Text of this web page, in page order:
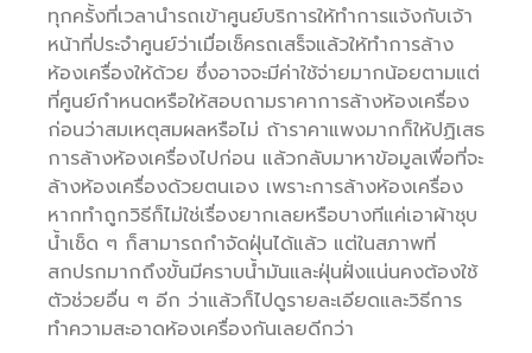
ทุกครั้งที่เวลานำรถเข้าศูนย์บริการให้ทำการแจ้งกับเจ้า
หน้าที่ประจำศูนย์ว่าเมื่อเช็ครถเสร็จแล้วให้ทำการล้าง
ห้องเครื่องให้ด้วย ซึ่งอาจจะมีค่าใช้จ่ายมากน้อยตามแต่
ที่ศูนย์กำหนดหรือให้สอบถามราคาการล้างห้องเครื่อง
ก่อนว่าสมเหตุสมผลหรือไม่ ถ้าราคาแพงมากก็ให้ปฏิเสธ
การล้างห้องเครื่องไปก่อน แล้วกลับมาหาข้อมูลเพื่อที่จะ
ล้างห้องเครื่องด้วยตนเอง เพราะการล้างห้องเครื่อง
หากทำถูกวิธีก็ไม่ใช่เรื่องยากเลยหรือบางทีแค่เอาผ้าชุบ
น้ำเช็ด ๆ ก็สามารถกำจัดฝุ่นได้แล้ว แต่ในสภาพที่
สกปรกมากถึงขั้นมีคราบน้ำมันและฝุ่นฝั่งแน่นคงต้องใช้
ตัวช่วยอื่น ๆ อีก ว่าแล้วก็ไปดูรายละเอียดและวิธีการ
ทำความสะอาดห้องเครื่องกันเลยดีกว่า